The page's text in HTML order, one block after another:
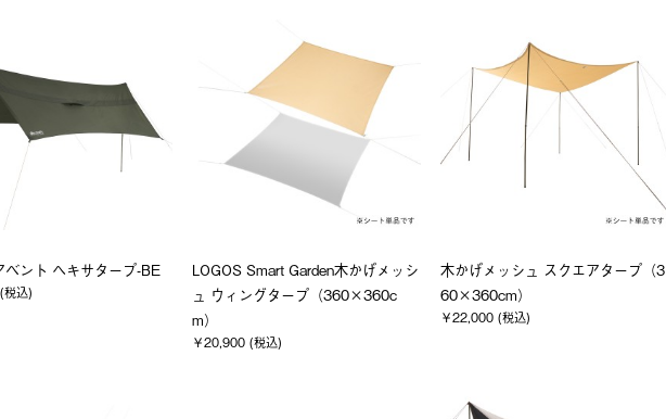
ベント ヘキサタープ-BE
込)
LOGOS Smart Garden木かげメッシ
ュ ウィングタープ（360×360c
m）
￥20,900 (税込)
木かげメッシュ スクエアタープ（3
60×360cm）
￥22,000 (税込)